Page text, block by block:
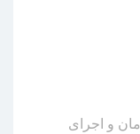
و اجرای